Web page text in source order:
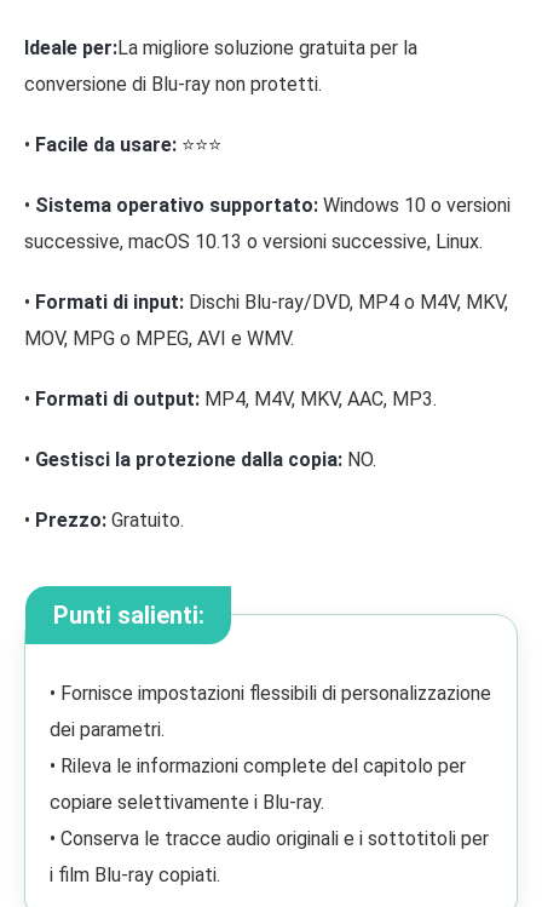
Ideale per:La migliore soluzione gratuita per la
conversione di Blu-ray non protetti.
• Facile da usare: ⭐⭐⭐
• Sistema operativo supportato: Windows 10 o versioni
successive, macOS 10.13 o versioni successive, Linux.
• Formati di input: Dischi Blu-ray/DVD, MP4 o M4V, MKV,
MOV, MPG o MPEG, AVI e WMV.
• Formati di output: MP4, M4V, MKV, AAC, MP3.
• Gestisci la protezione dalla copia: NO.
• Prezzo: Gratuito.
Punti salienti:
• Fornisce impostazioni flessibili di personalizzazione
dei parametri.
• Rileva le informazioni complete del capitolo per
copiare selettivamente i Blu-ray.
• Conserva le tracce audio originali e i sottotitoli per
i film Blu-ray copiati.